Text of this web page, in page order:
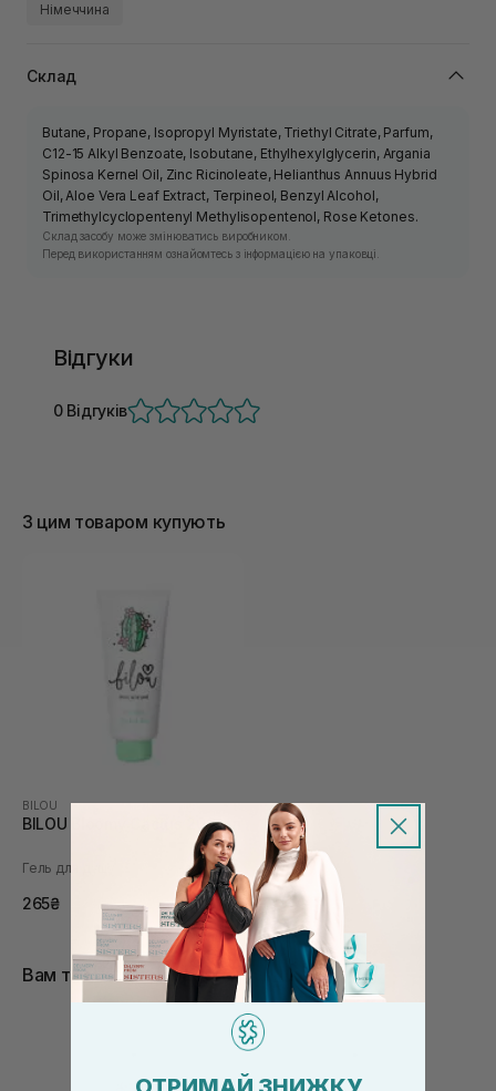
Німеччина
Склад
Butane, Propane, Isopropyl Myristate, Triethyl Citrate, Parfum,
C12-15 Alkyl Benzoate, Isobutane, Ethylhexylglycerin, Argania
Spinosa Kernel Oil, Zinc Ricinoleate, Helianthus Annuus Hybrid
Oil, Aloe Vera Leaf Extract, Terpineol, Benzyl Alcohol,
Trimethylcyclopentenyl Methylisopentenol, Rose Ketones.
Склад засобу може змінюватись виробником.
Перед використанням ознайомтесь з інформацією на упаковці.
Відгуки
0 Відгуків
З цим товаром купують
BILOU
BILOU Bloomy Cactus 200 мл
Гель для душу
265₴
Вам також сподобається